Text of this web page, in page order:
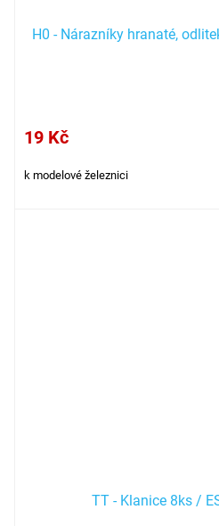
H0 - Nárazníky hranaté,
19 Kč
k modelové železnici
TT - Klanice 8ks /